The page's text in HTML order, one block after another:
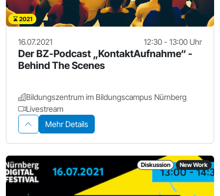
2021
16.07.2021 12:30 - 13:00 Uhr
Der BZ-Podcast „KontaktAufnahme“ -
Behind The Scenes
Bildungszentrum im Bildungscampus Nürnberg
Livestream
Mehr Details
Diskussion New Work